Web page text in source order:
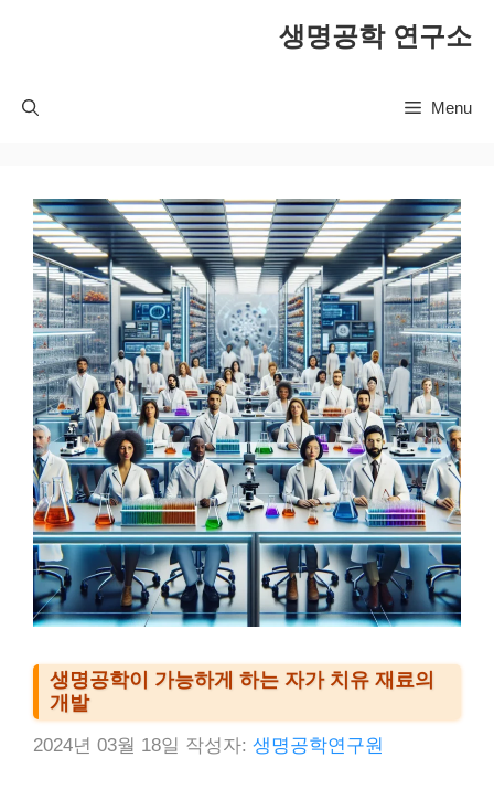
생명공학 연구소
Menu
생명공학이 가능하게 하는 자가 치유 재료의
개발
2024년 03월 18일 작성자: 생명공학연구원